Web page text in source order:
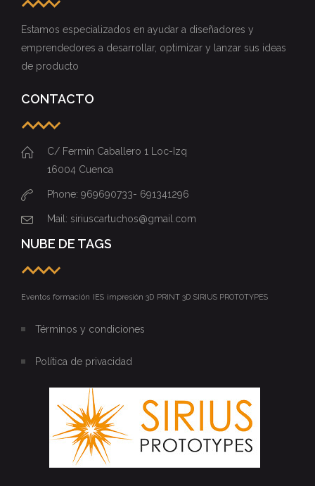
Estamos especializados en ayudar a diseñadores y
emprendedores a desarrollar, optimizar y lanzar sus ideas
de producto
CONTACTO
C/ Fermín Caballero 1 Loc-Izq
16004 Cuenca
Phone: 969690733- 691341296
Mail: siriuscartuchos@gmail.com
NUBE DE TAGS
Eventos formación IES impresión 3D PRINT 3D SIRIUS PROTOTYPES
Términos y condiciones
Política de privacidad